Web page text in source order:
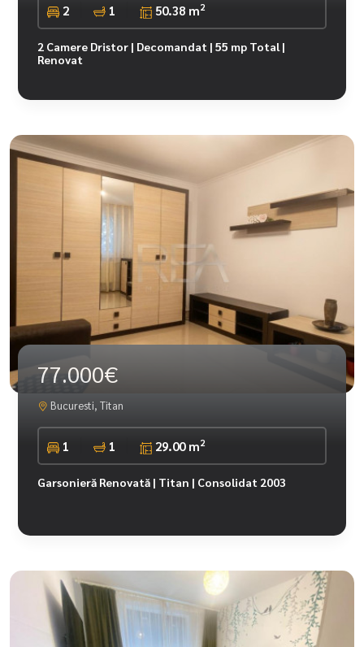
2 1 50.38 m2
2 Camere Dristor | Decomandat | 55 mp Total |
Renovat
77.000€
Bucuresti, Titan
1 1 29.00 m2
Garsonieră Renovată | Titan | Consolidat 2003